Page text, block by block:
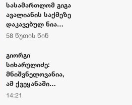
სასამართლომ გიგა
ავალიანის საქმეზე
დაკავებულ ნია
იმნაძეს და
ბერუაშვილს
აღკვეთის
ღონისძიების სახით
პატიმრობა
58 წუთის წინ
გიორგი
სიხარულიძე:
მნიშვნელოვანია,
ამ ქვეყანაში
სიტყვის
14:21